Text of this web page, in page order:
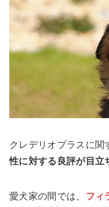
クレデリオプラスに関
性に対する良評が目立
愛犬家の間では、 フィ